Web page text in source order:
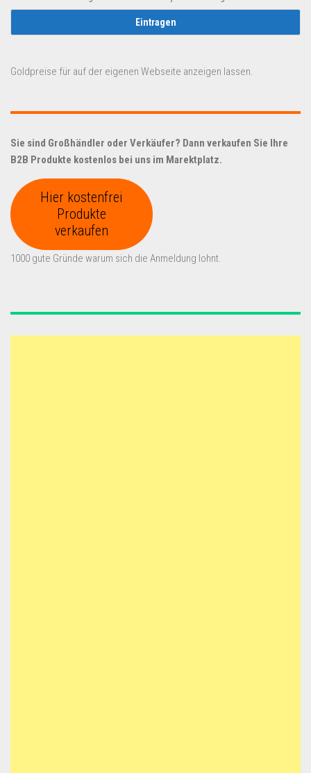
Goldpreise für auf der eigenen Webseite anzeigen lassen.
Sie sind Großhändler oder Verkäufer? Dann verkaufen Sie Ihre
B2B Produkte kostenlos bei uns im Marektplatz.
Hier kostenfrei
Produkte
verkaufen
1000 gute Gründe warum sich die Anmeldung lohnt.